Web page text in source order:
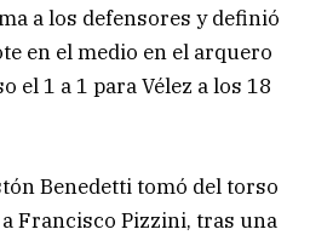
a los defensores y definió
en el medio en el arquero
el 1 a 1 para Vélez a los 18
Benedetti tomó del torso
Francisco Pizzini, tras una